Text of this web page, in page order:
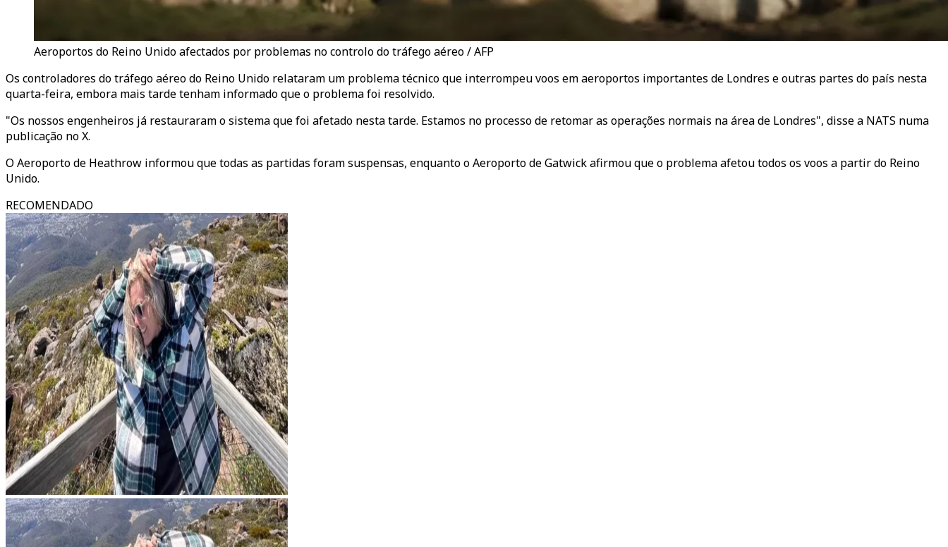
Aeroportos do Reino Unido afectados por problemas no controlo do tráfego aéreo / AFP
Os controladores do tráfego aéreo do Reino Unido relataram um problema técnico que interrompeu voos em aeroportos importantes de Londres e outras partes do país nesta
quarta-feira, embora mais tarde tenham informado que o problema foi resolvido.
"Os nossos engenheiros já restauraram o sistema que foi afetado nesta tarde. Estamos no processo de retomar as operações normais na área de Londres", disse a NATS numa
publicação no X.
O Aeroporto de Heathrow informou que todas as partidas foram suspensas, enquanto o Aeroporto de Gatwick afirmou que o problema afetou todos os voos a partir do Reino
Unido.
RECOMENDADO